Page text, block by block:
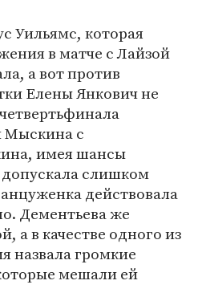
Уильямс, которая
в матче с Лайзой
а вот против
Елены Янкович не
Мыскина с
имея шансы
слишком
действовала
Дементьева же
а в качестве одного из
назвала громкие
мешали ей